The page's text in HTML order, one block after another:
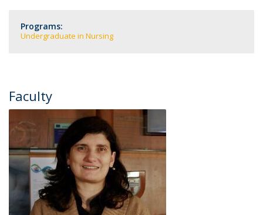
Programs:
Undergraduate in Nursing
Faculty